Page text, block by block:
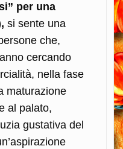
per una
si sente una
che,
cercando
nella fase
maturazione
al palato,
gustativa del